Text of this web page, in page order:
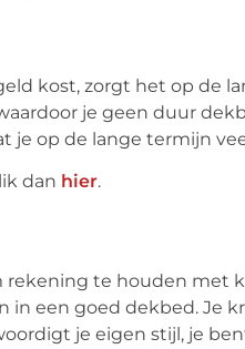
kost, zorgt het op de
je geen duur
je op de lange termijn
dan hier.
rekening te houden met
in een goed dekbed. Je
je eigen stijl, je